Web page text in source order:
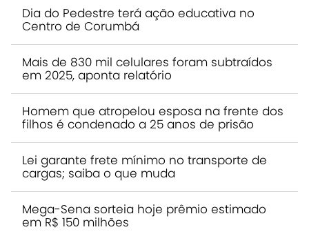
Dia do Pedestre terá ação educativa no
Centro de Corumbá
Mais de 830 mil celulares foram subtraídos
em 2025, aponta relatório
Homem que atropelou esposa na frente dos
filhos é condenado a 25 anos de prisão
Lei garante frete mínimo no transporte de
cargas; saiba o que muda
Mega-Sena sorteia hoje prêmio estimado
em R$ 150 milhões